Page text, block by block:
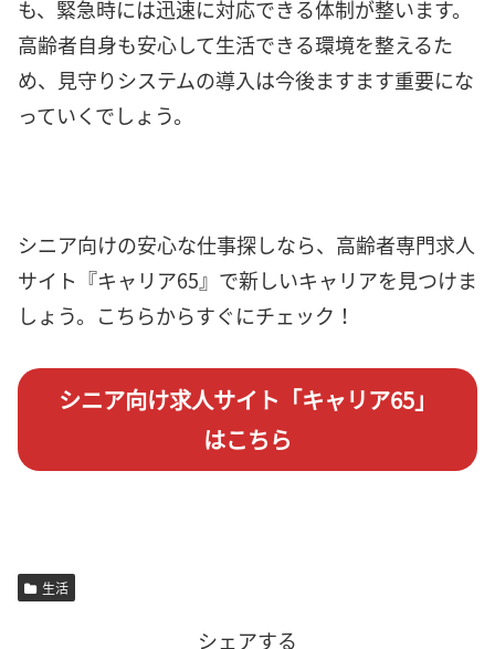
も、緊急時には迅速に対応できる体制が整います。
高齢者自身も安心して生活できる環境を整えるた
め、見守りシステムの導入は今後ますます重要にな
っていくでしょう。
シニア向けの安心な仕事探しなら、高齢者専門求人
サイト『キャリア65』で新しいキャリアを見つけま
しょう。こちらからすぐにチェック！
シニア向け求人サイト「キャリア65」
はこちら
生活
シェアする